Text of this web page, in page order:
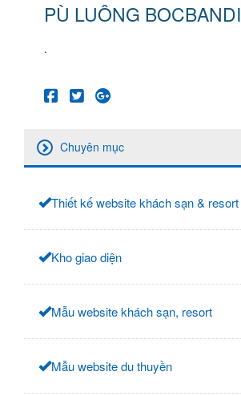
PÙ LUÔNG BOCBANDI
.
Chuyên mục
Thiết kế website khách sạn & resort
Kho giao diện
Mẫu website khách sạn, resort
Mẫu website du thuyền